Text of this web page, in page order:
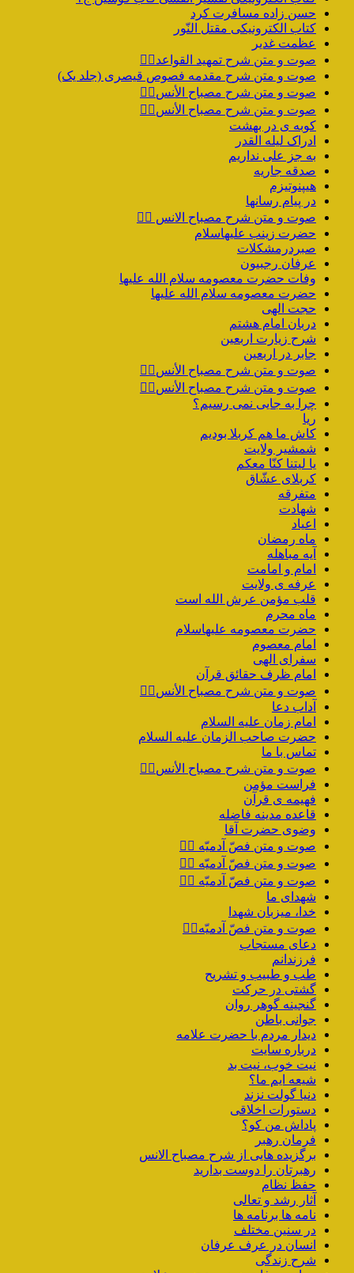
حسن زاده مسافرت کرد
کتاب الکترونیکی مقتل النّور
عظمت غدیر
صوت و متن شرح تمهید القواعد۱️⃣
صوت و متن شرح مقدمه فصوص قیصری (جلد یک)
صوت و متن شرح مصباح الأنس۷️⃣
صوت و متن شرح مصباح الأنس۶️⃣
کوبه ی در بهشت
ادراک لیله القدر
به جز علی نداریم
صدقه جاریه
هیپنوتیزم
در پیام رسانها
صوت و متن شرح مصباح الانس ۵️⃣
حضرت زینب علیهاسلام
صبردرمشکلات
عرفان رجبیون
وفات حضرت معصومه سلام الله علیها
حضرت معصومه سلام الله علیها
حجت الهی
دربان امام هشتم
شرح زیارت اربعین
جابر در اربعین
صوت و متن شرح مصباح الأنس۴️⃣
صوت و متن شرح مصباح الأنس۳️⃣
چرا به جایی نمی رسیم؟
ریا
کاش ما هم کربلا بودیم
شمشیر ولایت
یا لیتنا کنّا معکم
کربلای عشّاق
متفرقه
شهادت
اعیاد
ماه رمضان
آیه مباهله
امام و امامت
عرفه ی ولایت
قلب مؤمن عرش الله است
ماه محرم
حضرت معصومه علیهاسلام
امام معصوم
سفرای الهی
امام ظرف حقائق قرآن
صوت و متن شرح مصباح الأنس۲️⃣
آداب دعا
امام زمان علیه السلام
حضرت صاحب الزمان علیه السلام
تماس با ما
صوت و متن شرح مصباح الأنس۱️⃣
فراست مؤمن
فهیمه ی قرآن
قاعده مدینه فاضله
وضوی حضرت آقا
صوت و متن فصّ آدمیّه ۴️⃣
صوت و متن فصّ آدمیّه ۳️⃣
صوت و متن فصّ آدمیّه ۲️⃣
شهدای ما
خدا، میزبان شهدا
صوت و متن فصّ آدمیّه۱️⃣
دعای مستجاب
فرزندانم
طب و طبیب و تشریح
گشتی در حرکت
گنجینه گوهر روان
جوانی باطن
دیدار مردم با حضرت علامه
درباره سایت
نیت خوب، نیت بد
شیعه ایم ما؟
دنیا گولت نزند
دستورات اخلاقی
پاداش من کو؟
فرمان رهبر
برگزیده هایی از شرح مصباح الانس
رهبرتان را دوست بدارید
حفظ نظام
آثار رشد و تعالی
نامه ها برنامه ها
در سنین مختلف
انسان در عرف عرفان
شرح زندگی